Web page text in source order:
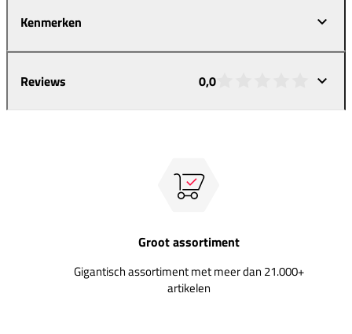
Kenmerken
Reviews 0,0
Groot assortiment
Gigantisch assortiment met meer dan 21.000+
artikelen